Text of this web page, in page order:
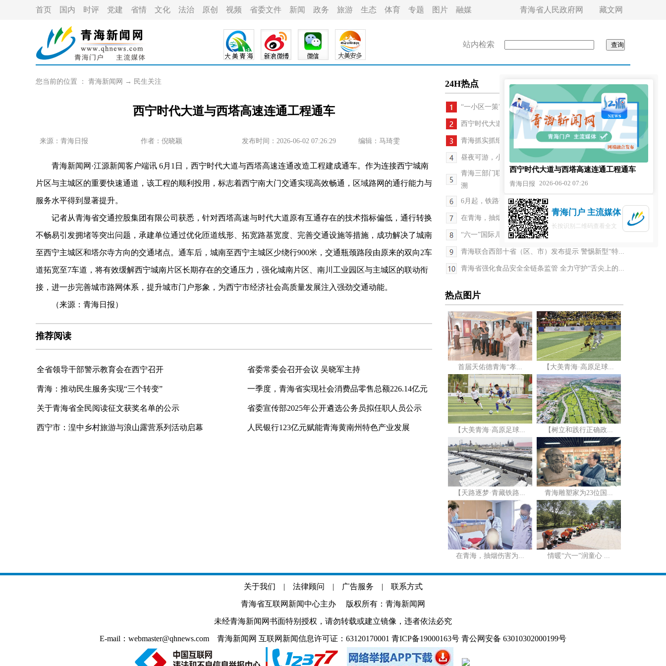
首页 国内 时评 党建 省情 文化 法治 原创 视频 省委文件 新闻 政务 旅游 生态 体育 专题 图片 融媒 青海省人民政府网 藏文网
站内检索
您当前的位置 ： 青海新闻网 → 民生关注
西宁时代大道与西塔高速连通工程通车
来源：青海日报 作者： 倪晓颖 发布时间：2026-06-02 07:26:29 编辑：马琦雯
青海新闻网·江源新闻客户端讯 6月1日，西宁时代大道与西塔高速连通改造工程建成通车。作为连接西宁城南
片区与主城区的重要快速通道，该工程的顺利投用，标志着西宁南大门交通实现高效畅通，区域路网的通行能力与
服务水平得到显著提升。
记者从青海省交通控股集团有限公司获悉，针对西塔高速与时代大道原有互通存在的技术指标偏低，通行转换
不畅易引发拥堵等突出问题，承建单位通过优化匝道线形、拓宽路基宽度、完善交通设施等措施，成功解决了城南
至西宁主城区和塔尔寺方向的交通堵点。通车后，城南至西宁主城区少绕行900米，交通瓶颈路段由原来的双向2车
道拓宽至7车道，将有效缓解西宁城南片区长期存在的交通压力，强化城南片区、南川工业园区与主城区的联动衔
接，进一步完善城市路网体系，提升城市门户形象，为西宁市经济社会高质量发展注入强劲交通动能。
（来源：青海日报）
推荐阅读
全省领导干部警示教育会在西宁召开 省委常委会召开会议 吴晓军主持
青海：推动民生服务实现“三个转变” 一季度，青海省实现社会消费品零售总额226.14亿元
关于青海省全民阅读征文获奖名单的公示 省委宣传部2025年公开遴选公务员拟任职人员公示
西宁市：湟中乡村旅游与浪山露营系列活动启幕 人民银行123亿元赋能青海黄南州特色产业发展
24H热点
“一小区一策”，西宁市靶向破解物业难题
西宁时代大道与西塔高速连通工程通车
青海抓实抓细国省干线公路防汛工作
昼夜可游，小黄鸭城市乐园开园
青海三部门联合推动药品经营使用环节全品种信息化追
溯
6月起，铁路部门将加开多趟旅客列车
在青海，抽烟伤害为何翻倍？答案来了
“六一”国际儿童节来啦！ 这份“健康大礼包”送给...
青海联合西部十省（区、市）发布提示 警惕新型“特...
青海省强化食品安全全链条监管 全力守护“舌尖上的...
热点图片
首届天佑德青海“孝... 【大美青海·高原足球...
【大美青海·高原足球... 【树立和践行正确政...
【天路逐梦·青藏铁路... 青海雕塑家为23位国...
在青海，抽烟伤害为... 情暖“六一”润童心 ...
关于我们 | 法律顾问 | 广告服务 | 联系方式
青海省互联网新闻中心主办 版权所有：青海新闻网
未经青海新闻网书面特别授权，请勿转载或建立镜像，违者依法必究
E-mail：webmaster@qhnews.com 青海新闻网 互联网新闻信息许可证：63120170001 青ICP备19000163号 青公网安备 63010302000199号
西宁时代大道与西塔高速连通工程通车
青海日报 2026-06-02 07:26
青海门户 主流媒体
长按识别二维码查看全文